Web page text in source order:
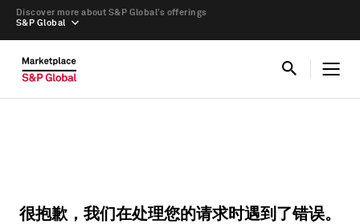
S&P Global
Discover more about S&P Global’s offerings
很抱歉，我们在处理您的请求时遇到了错误。